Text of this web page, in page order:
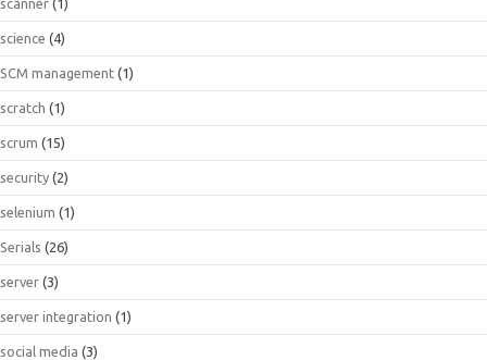
science (4)
SCM management (1)
scratch (1)
scrum (15)
security (2)
selenium (1)
Serials (26)
server (3)
server integration (1)
social media (3)